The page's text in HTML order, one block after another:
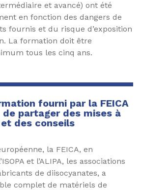
et avancé) ont été
en fonction des dangers de
fournis et du risque d’exposition
La formation doit être
tous les cinq ans.
fourni par la FEICA
de partager des mises à
des conseils
la FEICA, en
et l’ALIPA, les associations
de diisocyanates, a
complet de matériels de